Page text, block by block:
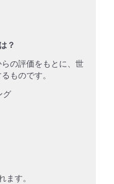
？
の評価をもとに、世
ものです。
グ
ます。